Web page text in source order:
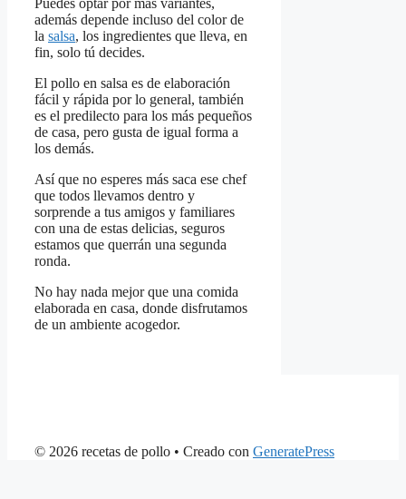
Puedes optar por más variantes,
además depende incluso del color de
la salsa, los ingredientes que lleva, en
fin, solo tú decides.
El pollo en salsa es de elaboración
fácil y rápida por lo general, también
es el predilecto para los más pequeños
de casa, pero gusta de igual forma a
los demás.
Así que no esperes más saca ese chef
que todos llevamos dentro y
sorprende a tus amigos y familiares
con una de estas delicias, seguros
estamos que querrán una segunda
ronda.
No hay nada mejor que una comida
elaborada en casa, donde disfrutamos
de un ambiente acogedor.
© 2026 recetas de pollo • Creado con GeneratePress